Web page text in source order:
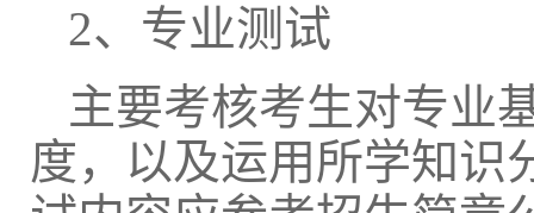
2、专业测试
主要考核考生对专业
度，以及运用所学知识